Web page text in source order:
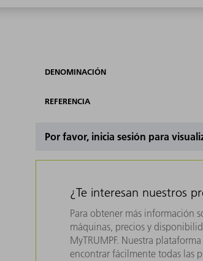
DENOMINACIÓN
REFERENCIA
Por favor, inicia sesión para
¿Te interesan nuestros
Para obtener más información
máquinas, precios y
MyTRUMPF. Nuestra
encontrar fácilmente todas las